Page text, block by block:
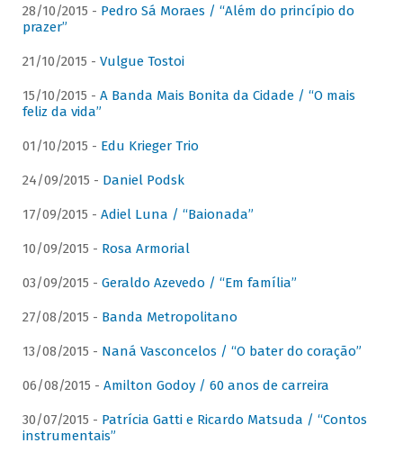
28/10/2015 - Pedro Sá Moraes / “Além do princípio do
prazer”
21/10/2015 - Vulgue Tostoi
15/10/2015 - A Banda Mais Bonita da Cidade / “O mais
feliz da vida”
01/10/2015 - Edu Krieger Trio
24/09/2015 - Daniel Podsk
17/09/2015 - Adiel Luna / “Baionada”
10/09/2015 - Rosa Armorial
03/09/2015 - Geraldo Azevedo / “Em família”
27/08/2015 - Banda Metropolitano
13/08/2015 - Naná Vasconcelos / “O bater do coração”
06/08/2015 - Amilton Godoy / 60 anos de carreira
30/07/2015 - Patrícia Gatti e Ricardo Matsuda / “Contos
instrumentais”